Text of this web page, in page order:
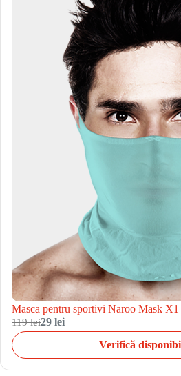
Masca pentru sportivi Naroo Mask X1
119 lei29 lei
Verifică